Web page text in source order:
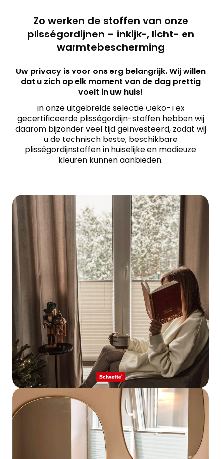
Zo werken de stoffen van onze
plisségordijnen – inkijk-, licht- en
warmtebescherming
Uw privacy is voor ons erg belangrijk. Wij willen
dat u zich op elk moment van de dag prettig
voelt in uw huis!
In onze uitgebreide selectie Oeko-Tex
gecertificeerde plisségordijn-stoffen hebben wij
daarom bijzonder veel tijd geïnvesteerd, zodat wij
u de technisch beste, beschikbare
plisségordijnstoffen in huiselijke en modieuze
kleuren kunnen aanbieden.